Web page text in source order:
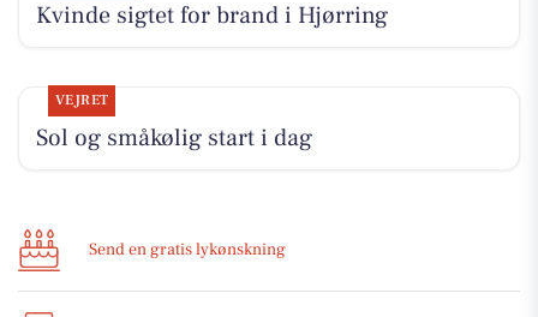
Kvinde sigtet for brand i Hjørring
VEJRET
Sol og småkølig start i dag
Send en gratis lykønskning